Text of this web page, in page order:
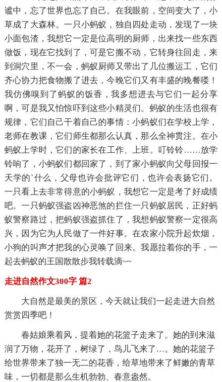
谧中，忘了世界也忘了自己。在我眼前，空间变大了，小
草成了大森林。一只小蚂蚁，独自四处走动，发现了一块
小面包渣，我想它一定是位高明的厨师，出来找一些东西
做饭，现在它找到了，可是它搬不动，它转身往回走，来
到洞穴里，不一会，蚂蚁厨师又带出了几位搬运工，它们
齐心协力把食物搬了进去，今晚它们又有丰盛的晚餐喽！
我仿佛嗅到了蚂蚁的饭香，我多想进去与它们一起分享
啊，可是我又怕惊吓到这些小精灵们。蚂蚁的生活也很有
规律，它们自己干着自己的事情：小蚂蚁们在学校上学，
老师在教课，它们师生都那么认真，那么全神贯注。在小
蚂蚁上学时，它们的家长在工作、上班。叮铃铃……放学
铃响了，小蚂蚁们都回家了，到了家小蚂蚁向父母回报一
天学的`什么，父母也许会批评它们，也许会表扬它们。
一只看上去非常得意的小蚂蚁，我想它一定是考了好成绩
吧。一只蚂蚁强盗凶神恶煞的拦住一只蚂蚁居民，正好蚂
蚁警察路过，把蚂蚁强盗抓住了，我想蚂蚁警察一定很高
兴，因为它为人民做了一件好事。在农家小院升起炊烟，
小狗的叫声才把我的心灵唤了回来。我愿拉着你的手，一
起去蚂蚁的王国散散步我转载滴~~
走进自然作文300字 篇2
大自然是最美的景区，今天就让我们一起走进大自然
赏赏四季吧！
春姑娘乘着风，提着她的花篮子走来了。她的到来滋
润了万物，花开了，树绿了，鸟儿飞来了…。她的花篮子
给世界带来了独一无二的花香，给草地带来了鲜嫩的青草
味，一切都是那么生机勃勃、春意盎然。